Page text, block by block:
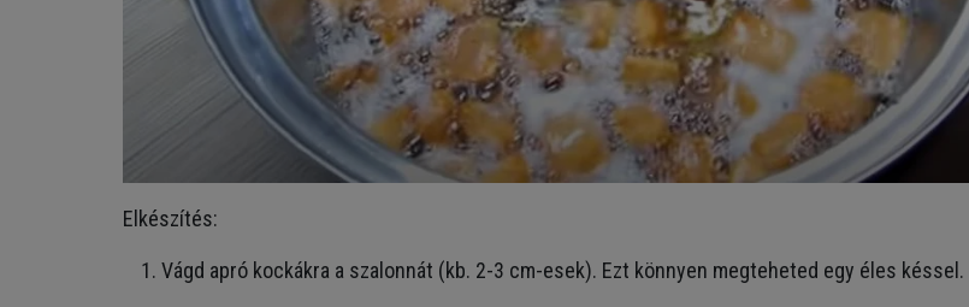
Elkészítés:
Vágd apró kockákra a szalonnát (kb. 2-3 cm-esek). Ezt könnyen megteheted egy éles késsel.